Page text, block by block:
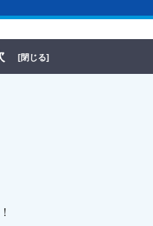
[閉じる]